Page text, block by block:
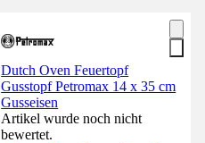
Dutch Oven Feuertopf
Gusstopf Petromax 14 x 35 cm
Gusseisen
Artikel wurde noch nicht
bewertet.